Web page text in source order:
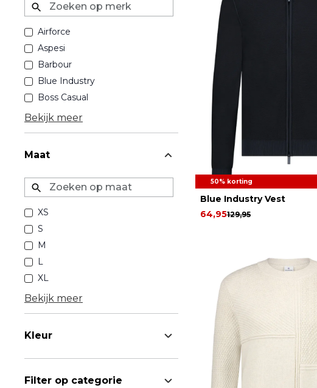
Zoeken op merk
Airforce
Aspesi
Barbour
Blue Industry
Boss Casual
Bekijk meer
Maat
Zoeken op maat
XS
S
M
L
XL
Bekijk meer
Kleur
Filter op categorie
50% korting
Blue Industry Vest
129,95
64,95